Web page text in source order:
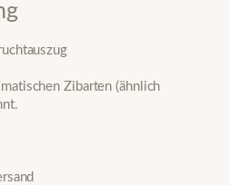
Zibarten (ähnlich